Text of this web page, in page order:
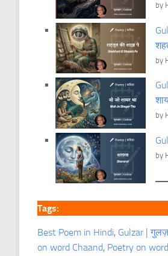
by
by
by
by
Tags:
Best Poem in Hindi, Gulzar |
on word Chaand, Poetry on